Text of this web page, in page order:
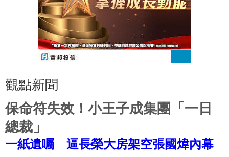
觀點新聞
保命符失效！小王子成集團「一日
總裁」
一紙遺囑 逼長榮大房架空張國煒內幕